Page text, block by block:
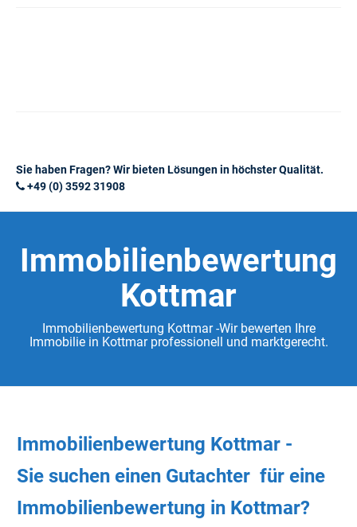
Sie haben Fragen? Wir bieten Lösungen in höchster Qualität.
+49 (0) 3592 31908
Immobilienbewertung
Kottmar
Immobilienbewertung Kottmar -Wir bewerten Ihre
Immobilie in Kottmar professionell und marktgerecht.
Immobilienbewertung Kottmar -
Sie suchen einen Gutachter für eine
Immobilienbewertung in Kottmar?